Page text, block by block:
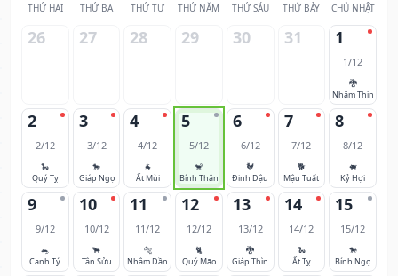
THỨ HAI THỨ BA THỨ TƯ THỨ NĂM THỨ SÁU THỨ BẢY CHỦ NHẬT
26 27 28 29 30 31 1
1/12
🐉
Nhâm Thìn
2
2/12
🐍
Quý Tỵ
3
3/12
🐎
Giáp Ngọ
4
4/12
🐐
Ất Mùi
5
5/12
🐒
Bính Thân
6
6/12
🐓
Đinh Dậu
7
7/12
🐕
Mậu Tuất
8
8/12
🐖
Kỷ Hợi
9
9/12
🐀
Canh Tý
10
10/12
🐂
Tân Sửu
11
11/12
🐅
Nhâm Dần
12
12/12
🐈
Quý Mão
13
13/12
🐉
Giáp Thìn
14
14/12
🐍
Ất Tỵ
15
15/12
🐎
Bính Ngọ